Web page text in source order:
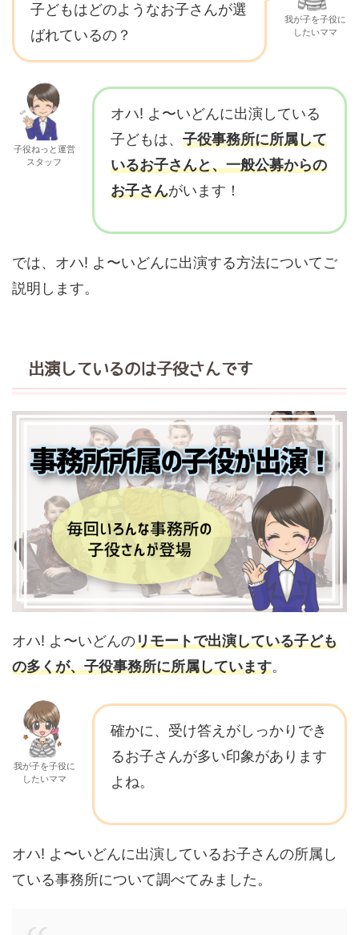
子どもはどのようなお子さんが選
ばれているの？
我が子を子役に
したいママ
子役ねっと運営
スタッフ
オハ! よ〜いどんに出演している
子どもは、 子役事務所に所属して
いるお子さんと、一般公募からの
お子さんがいます！
では、オハ! よ〜いどんに出演する方法についてご
説明します。
出演しているのは子役さんです
オハ! よ〜いどんのリモートで出演している子ども
の多くが、子役事務所に所属しています。
我が子を子役に
したいママ
確かに、受け答えがしっかりでき
るお子さんが多い印象があります
よね。
オハ! よ〜いどんに出演しているお子さんの所属し
ている事務所について調べてみました。